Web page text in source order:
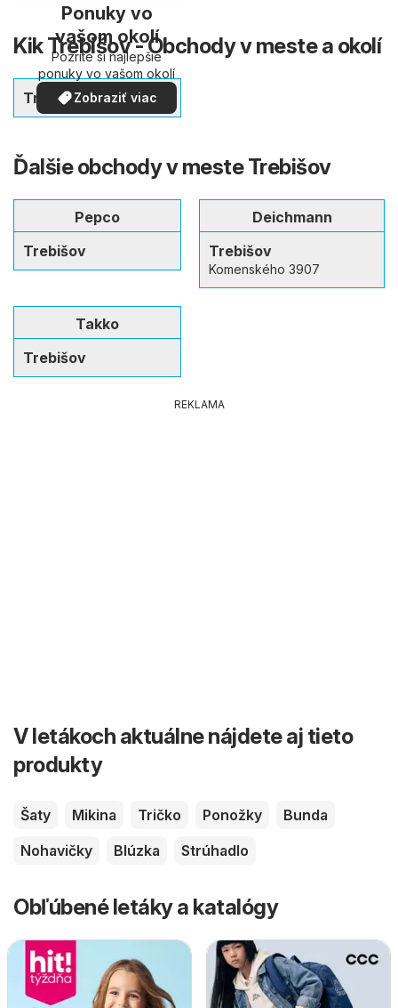
Ponuky vo
vašom okolí
Pozrite si najlepšie
ponuky vo vašom okolí
Zobraziť viac
Kik Trebišov - Obchody v meste a okolí
Trebišov
Ďalšie obchody v meste Trebišov
Pepco
Trebišov
Deichmann
Trebišov
Komenského 3907
Takko
Trebišov
REKLAMA
V letákoch aktuálne nájdete aj tieto
produkty
Šaty Mikina Tričko Ponožky
Bunda
Nohavičky
Blúzka Strúhadlo
Obľúbené letáky a katalógy